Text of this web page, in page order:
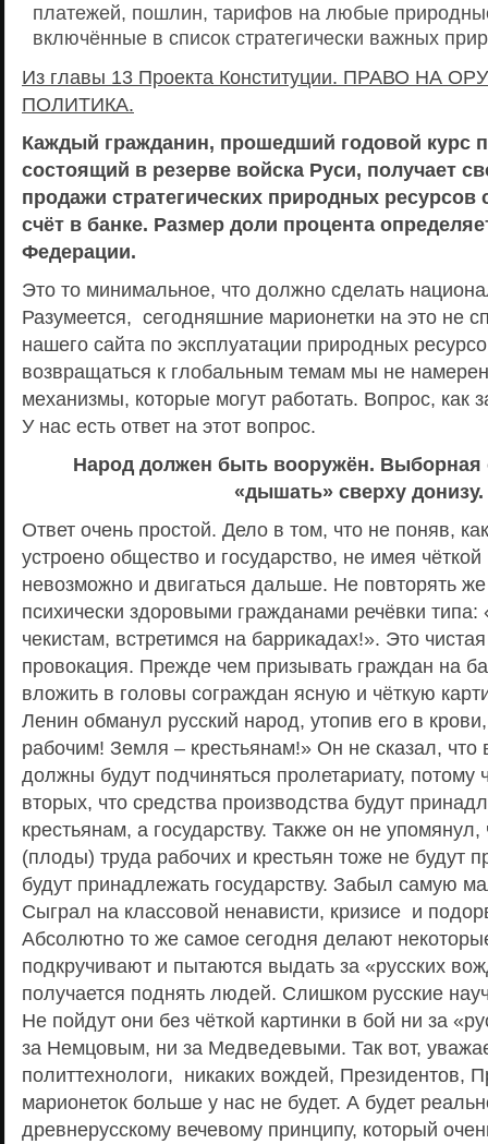
платежей, пошлин, тарифов на любые
включённые в список стратегически важных
Из главы 13 Проекта Конституции. ПРАВО НА
ПОЛИТИКА.
Каждый гражданин, прошедший годовой курс
состоящий в резерве войска Руси, получает
продажи стратегических природных
счёт в банке. Размер доли процента
Федерации.
Это то минимальное, что должно сделать
Разумеется, сегодняшние марионетки на это не
нашего сайта по эксплуатации природных
возвращаться к глобальным темам мы не
механизмы, которые могут работать. Вопрос, как
У нас есть ответ на этот вопрос.
Народ должен быть вооружён. Выборная
«дышать» сверху донизу.
Ответ очень простой. Дело в том, что не поняв,
устроено общество и государство, не имея
невозможно и двигаться дальше. Не повторять
психически здоровыми гражданами речёвки
чекистам, встретимся на баррикадах!». Это
провокация. Прежде чем призывать граждан на
вложить в головы сограждан ясную и чёткую
Ленин обманул русский народ, утопив его в
рабочим! Земля – крестьянам!» Он не сказал, что
должны будут подчиняться пролетариату, потому
вторых, что средства производства будут
крестьянам, а государству. Также он не упомянул,
(плоды) труда рабочих и крестьян тоже не будут
будут принадлежать государству. Забыл самую
Сыграл на классовой ненависти, кризисе и
Абсолютно то же самое сегодня делают
подкручивают и пытаются выдать за «русских
получается поднять людей. Слишком русские
Не пойдут они без чёткой картинки в бой ни за
за Немцовым, ни за Медведевыми. Так вот,
политтехнологи, никаких вождей, Президентов,
марионеток больше у нас не будет. А будет
древнерусскому вечевому принципу, который